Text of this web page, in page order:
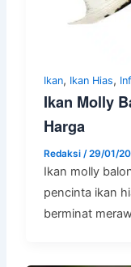
Ikan, Ikan Hias,
Ikan Molly
Harga
Redaksi/29/01/
Ikan molly
pencinta ikan
berminat